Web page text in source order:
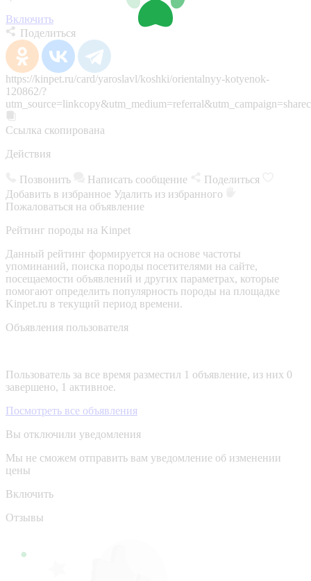
Включить
Поделиться
https://kinpet.ru/card/yaroslavl/koshki/orientalnyy-kotyenok-
120862/?
Ссылка скопирована
Действия
Позвонить Написать сообщение
Поделиться
Добавить в избранное Удалить из избранного
Пожаловаться на объявление
Рейтинг породы на Kinpet
Данный рейтинг формируется на основе частоты
упоминаний, поиска породы посетителями на сайте,
посещаемости объявлений и других параметрах, которые
помогают определить популярность породы на площадке
Kinpet.ru в текущий период времени.
Объявления пользователя
Пользователь за все время разместил 1 объявление, из них 0
завершено, 1 активное.
Посмотреть все объявления
Вы отключили уведомления
Мы не сможем отправить вам уведомление об изменении
цены
Включить
Отзывы